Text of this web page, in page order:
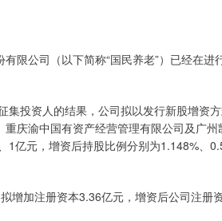
公司（以下简称“国民养老”）已经在进
投资人的结果，公司拟以发行新股增资
庆渝中国有资产经营管理有限公司及广
亿元，增资后持股比例分别为1.148%、
加注册资本3.36亿元，增资后公司注册资